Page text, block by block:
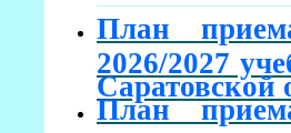
План
2026/2027
Саратовской
План